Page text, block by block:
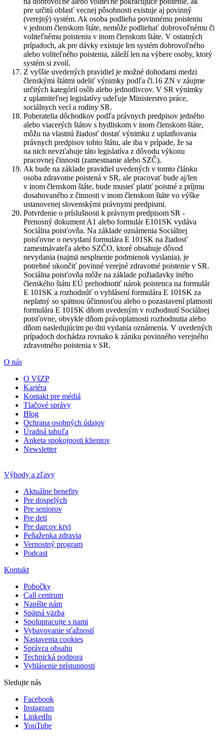
pre určitú oblasť vecnej pôsobnosti existuje aj povinný
(verejný) systém. Ak osoba podlieha povinnému poisteniu
v jednom členskom štáte, nemôže podliehať dobrovoľnému či
voliteľnému poisteniu v inom členskom štáte. V ostatných
prípadoch, ak pre dávky existuje len systém dobrovoľného
alebo voliteľného poistenia, záleží len na výbere osoby, ktorý
systém si zvolí.
Z vyššie uvedených pravidiel je možné dohodami medzi
členskými štátmi udeliť výnimky podľa čl.16 ZN v záujme
určitých kategórií osôb alebo jednotlivcov. V SR výnimky
z uplatniteľnej legislatívy udeľuje Ministerstvo práce,
sociálnych vecí a rodiny SR.
Poberatelia dôchodkov podľa právnych predpisov jedného
alebo viacerých štátov s bydliskom v inom členskom štáte,
môžu na vlastnú žiadosť dostať výnimku z uplatňovania
právnych predpisov tohto štátu, ale iba v prípade, že sa
na nich nevzťahuje táto legislatíva z dôvodu výkonu
pracovnej činnosti (zamestnanie alebo SZČ).
Ak bude na základe pravidiel uvedených v tomto článku
osoba zdravotne poistená v SR, ale pracovať bude aj/len
v inom členskom štáte, bude musieť platiť poistné z príjmu
dosahovaného z činnosti v inom členskom štáte vo výške
ustanovenej slovenskými právnymi predpismi.
Potvrdenie o príslušnosti k právnym predpisom SR -
Prenosný dokument A1 alebo formulár E101SK vydáva
Sociálna poisťovňa. Na základe oznámenia Sociálnej
poisťovne o nevydaní formulára E 101SK na žiadosť
zamestnávateľa alebo SZČO, ktoré obsahuje dôvod
nevydania (najmä nesplnenie podmienok vyslania), je
potrebné ukončiť povinné verejné zdravotné poistenie v SR.
Sociálna poisťovňa môže na základe požiadavky iného
členského štátu EÚ prehodnotiť nárok poistenca na formulár
E 101SK a rozhodnúť o vyhlásení formulára E 101SK za
neplatný so spätnou účinnosťou alebo o pozastavení platnosti
formulára E 101SK dňom uvedeným v rozhodnutí Sociálnej
poisťovne, obvykle dňom právoplatnosti rozhodnutia alebo
dňom nasledujúcim po dni vydania oznámenia. V uvedených
prípadoch dochádza rovnako k zániku povinného verejného
zdravotného poistenia v SR.
O nás
O VšZP
Kariéra
Kontakt pre médiá
Tlačové správy
Blog
Ochrana osobných údajov
Úradná tabuľa
Anketa spokojnosti klientov
Newsletter
Výhody a zľavy
Aktuálne benefity
Pre dospelých
Pre seniorov
Pre deti
Pre darcov krvi
Peňaženka zdravia
Vernostný program
Podcast
Kontakt
Pobočky
Call centrum
Napíšte nám
Spätná väzba
Spolupracujte s nami
Vybavovanie sťažností
Nastavenia cookies
Správca obsahu
Technická podpora
Vyhlásenie prístupnosti
Sledujte nás
Facebook
Instagram
LinkedIn
YouTube